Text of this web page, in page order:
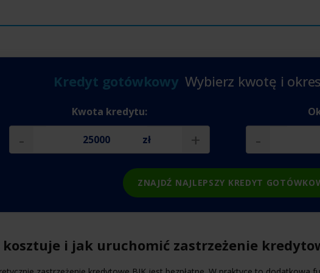
Kredyt gotówkowy Wybierz kwotę i
Kwota kredytu:
- zł + -
ZNAJDŹ NAJLEPSZY KREDYT
kosztuje i jak uruchomić zastrzeżenie